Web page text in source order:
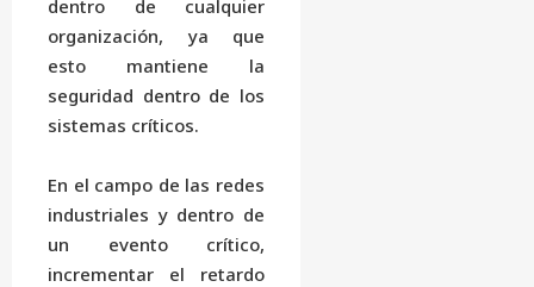
dentro de cualquier
organización, ya que
esto mantiene la
seguridad dentro de los
sistemas críticos.
En el campo de las redes
industriales y dentro de
un evento crítico,
incrementar el retardo